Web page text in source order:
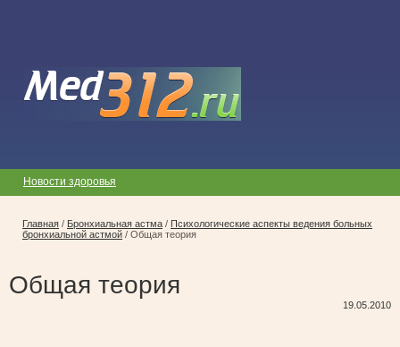
Новости здоровья
Главная / Бронхиальная астма / Психологические аспекты ведения больных
бронхиальной астмой / Общая теория
Общая теория
19.05.2010